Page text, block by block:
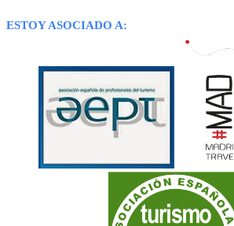
ESTOY ASOCIADO A: